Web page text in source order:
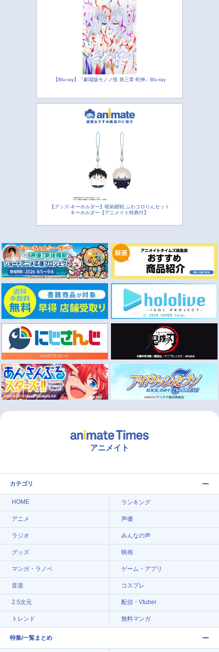
【Blu-ray】『劇場版モノノ怪 第三章 蛇神』Blu-ray
【グッズ-キーホルダー】呪術廻戦 ふわコロりんセット
キーホルダー【アニメイト特典付】
アニメイト
カテゴリ
HOME ランキング
アニメ 声優
ラジオ みんなの声
グッズ 映画
マンガ・ラノベ ゲーム・アプリ
音楽 コスプレ
2.5次元 配信・Vtuber
トレンド 無料マンガ
特集/一覧まとめ